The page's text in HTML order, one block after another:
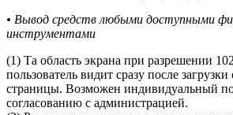
• Вывод средств любыми доступными
инструментами
(1) Та область экрана при разрешении
пользователь видит сразу после
страницы. Возможен индивидуальный
согласованию с администрацией.